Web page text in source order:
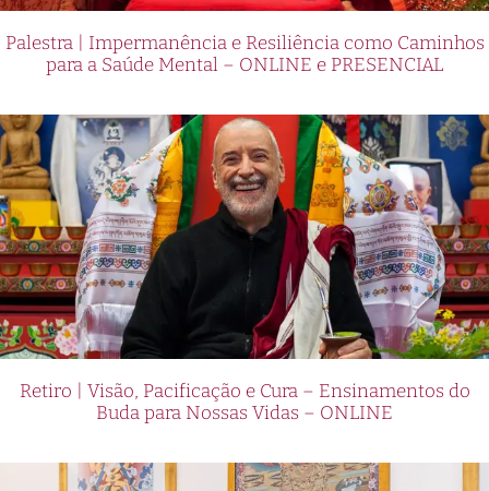
Palestra | Impermanência e Resiliência como Caminhos
para a Saúde Mental – ONLINE e PRESENCIAL
Retiro | Visão, Pacificação e Cura – Ensinamentos do
Buda para Nossas Vidas – ONLINE